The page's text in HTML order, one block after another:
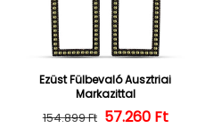
Ezüst Fülbevaló Ausztriai
Markazittal
Normál ár
154.899 Ft Kedvezményes ár
57.260 Ft